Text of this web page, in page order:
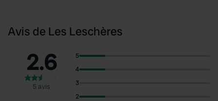
Avis de Les Leschères
2.6
5 avis
5
4
3
2